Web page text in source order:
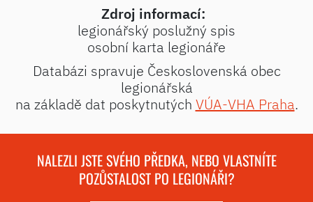
Zdroj informací:
legionářský poslužný spis
osobní karta legionáře
Databázi spravuje Československá obec
legionářská
na základě dat poskytnutých VÚA-VHA Praha.
NALEZLI JSTE SVÉHO PŘEDKA, NEBO VLASTNÍTE
POZŮSTALOST PO LEGIONÁŘI?